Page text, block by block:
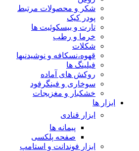
شکر و محصولات مرتبط
پودر کیک
تارت و بیسکوئیت ها
خرما و رطب
شکلات
قهوه،نسکافه و نوشیدنیها
فیلینگ ها
روکش های آماده
سوخاری و فینگرفود
خشکبار و مغزیجات
ابزار ها
ابزار قنادی
پیمانه ها
صفحه پلکسی
ابزار فوندانت و استامپ